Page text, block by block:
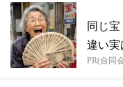
同じ
違い実
PR(合同